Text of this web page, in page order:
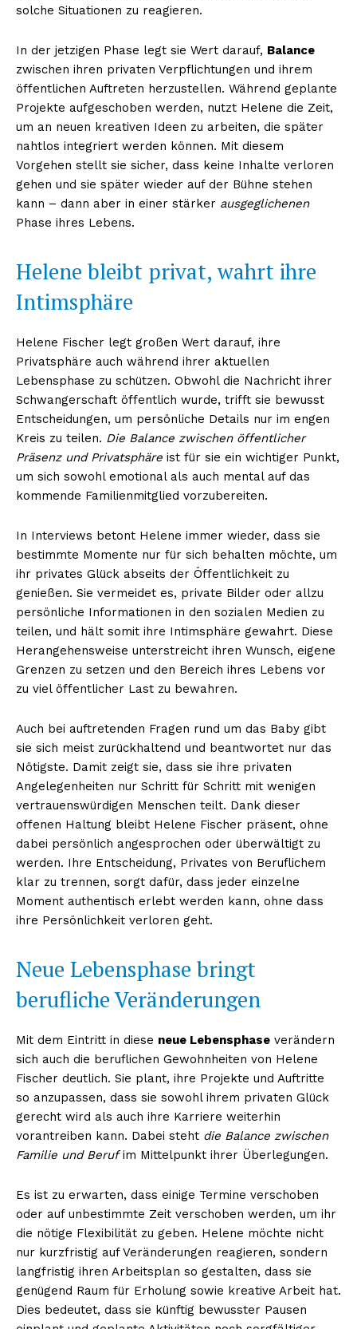
solche Situationen zu reagieren.
In der jetzigen Phase legt sie Wert darauf, Balance
zwischen ihren privaten Verpflichtungen und ihrem
öffentlichen Auftreten herzustellen. Während geplante
Projekte aufgeschoben werden, nutzt Helene die Zeit,
um an neuen kreativen Ideen zu arbeiten, die später
nahtlos integriert werden können. Mit diesem
Vorgehen stellt sie sicher, dass keine Inhalte verloren
gehen und sie später wieder auf der Bühne stehen
kann – dann aber in einer stärker ausgeglichenen
Phase ihres Lebens.
Helene bleibt privat, wahrt ihre
Intimsphäre
Helene Fischer legt großen Wert darauf, ihre
Privatsphäre auch während ihrer aktuellen
Lebensphase zu schützen. Obwohl die Nachricht ihrer
Schwangerschaft öffentlich wurde, trifft sie bewusst
Entscheidungen, um persönliche Details nur im engen
Kreis zu teilen. Die Balance zwischen öffentlicher
Präsenz und Privatsphäre ist für sie ein wichtiger Punkt,
um sich sowohl emotional als auch mental auf das
kommende Familienmitglied vorzubereiten.
In Interviews betont Helene immer wieder, dass sie
bestimmte Momente nur für sich behalten möchte, um
ihr privates Glück abseits der Öffentlichkeit zu
genießen. Sie vermeidet es, private Bilder oder allzu
persönliche Informationen in den sozialen Medien zu
teilen, und hält somit ihre Intimsphäre gewahrt. Diese
Herangehensweise unterstreicht ihren Wunsch, eigene
Grenzen zu setzen und den Bereich ihres Lebens vor
zu viel öffentlicher Last zu bewahren.
Auch bei auftretenden Fragen rund um das Baby gibt
sie sich meist zurückhaltend und beantwortet nur das
Nötigste. Damit zeigt sie, dass sie ihre privaten
Angelegenheiten nur Schritt für Schritt mit wenigen
vertrauenswürdigen Menschen teilt. Dank dieser
offenen Haltung bleibt Helene Fischer präsent, ohne
dabei persönlich angesprochen oder überwältigt zu
werden. Ihre Entscheidung, Privates von Beruflichem
klar zu trennen, sorgt dafür, dass jeder einzelne
Moment authentisch erlebt werden kann, ohne dass
ihre Persönlichkeit verloren geht.
Neue Lebensphase bringt
berufliche Veränderungen
Mit dem Eintritt in diese neue Lebensphase verändern
sich auch die beruflichen Gewohnheiten von Helene
Fischer deutlich. Sie plant, ihre Projekte und Auftritte
so anzupassen, dass sie sowohl ihrem privaten Glück
gerecht wird als auch ihre Karriere weiterhin
vorantreiben kann. Dabei steht die Balance zwischen
Familie und Berufim Mittelpunkt ihrer Überlegungen.
Es ist zu erwarten, dass einige Termine verschoben
oder auf unbestimmte Zeit verschoben werden, um ihr
die nötige Flexibilität zu geben. Helene möchte nicht
nur kurzfristig auf Veränderungen reagieren, sondern
langfristig ihren Arbeitsplan so gestalten, dass sie
genügend Raum für Erholung sowie kreative Arbeit hat.
Dies bedeutet, dass sie künftig bewusster Pausen